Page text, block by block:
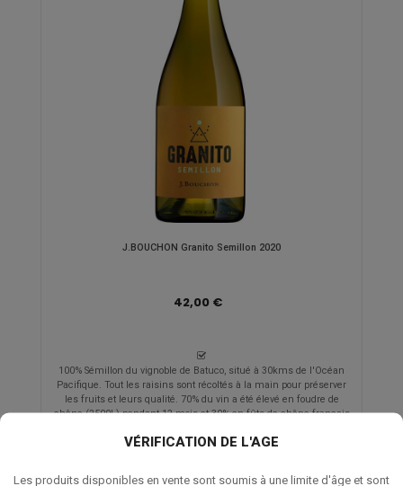
VÉRIFICATION DE L'AGE
Les produits disponibles en vente sont soumis à une limite d'âge et sont
J.BOUCHON Granito Semillon 2020
42,00 €
100% Sémillon du vignoble de Batuco, situé à 30kms de l'Océan
Pacifique. Tout les raisins sont récoltés à la main pour préserver
les fruits et leurs qualité. 70% du vin a été élevé en foudre de
chêne (2500L) pendant 12 mois et 30% en fûts de chêne français